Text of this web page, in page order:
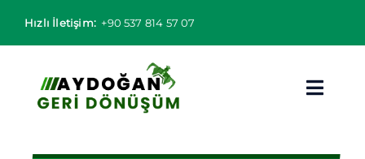
Hızlı İletişim: +90 537 814 57 07